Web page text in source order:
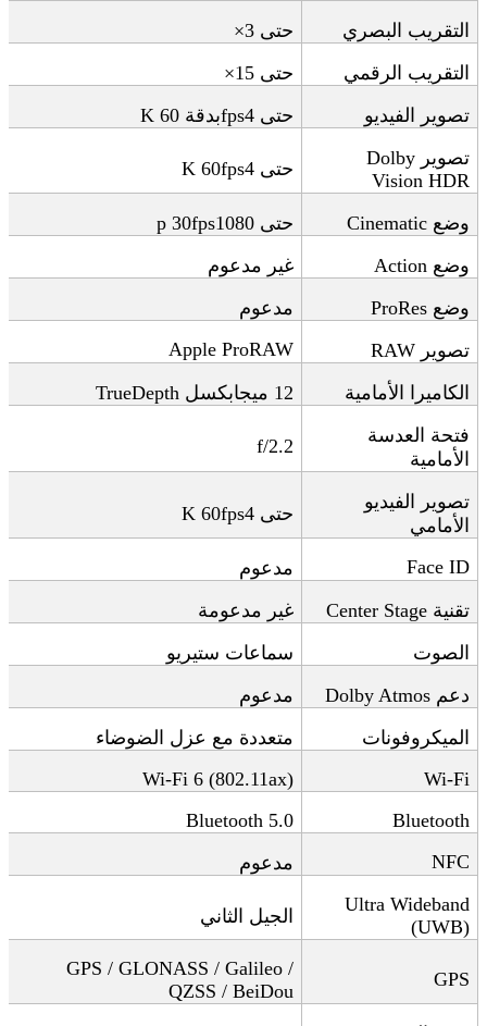
التقريب البصري
حتى 3 ×
التقريب الرقمي
حتى 15
×
تصوير الفيديو
حتى 4 K بدقة 60fps
تصوير Dolby
Vision HDR
حتى 4 K 60fps
وضع Cinematic حتى 1080
p 30fps
وضع Action
غير مدعوم
وضع ProRes
مدعوم
تصوير RAW
Apple ProRAW
الكاميرا الأمامية
12 ميجابكسل TrueDepth
فتحة العدسة
الأمامية
f/2.2
تصوير الفيديو
الأمامي
حتى 4 K 60fps
Face ID
مدعوم
تقنية Center Stage
غير مدعومة
الصوت
سماعات ستيريو
دعم Dolby Atmos
مدعوم
الميكروفونات
متعددة مع عزل الضوضاء
Wi-Fi
Wi-Fi 6 (802.11ax)
Bluetooth
Bluetooth 5.0
NFC
مدعوم
Ultra Wideband
(UWB)
الجيل الثاني
GPS
GPS / GLONASS / Galileo /
QZSS / BeiDou